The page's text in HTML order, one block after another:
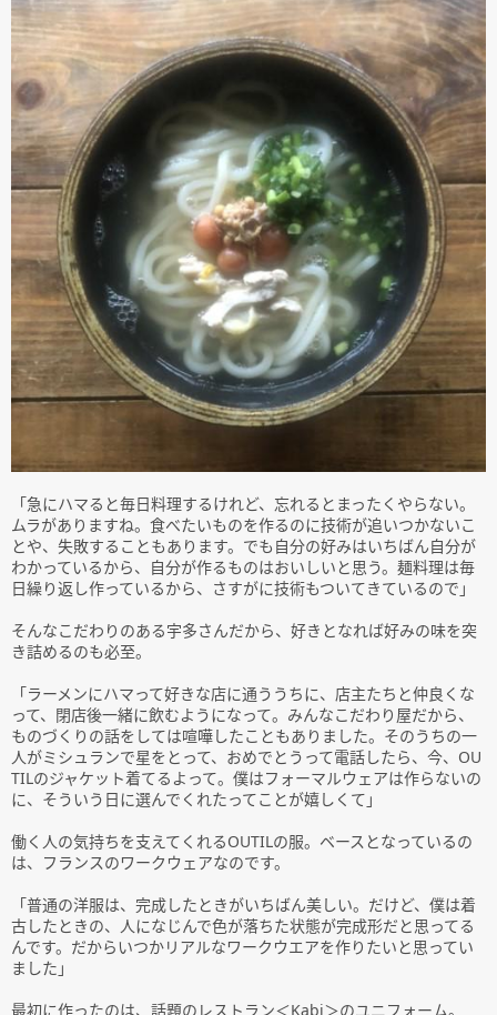
「急にハマると毎日料理するけれど、忘れるとまったくやらない。
ムラがありますね。食べたいものを作るのに技術が追いつかないこ
とや、失敗することもあります。でも自分の好みはいちばん自分が
わかっているから、自分が作るものはおいしいと思う。麺料理は毎
日繰り返し作っているから、さすがに技術もついてきているので」
そんなこだわりのある宇多さんだから、好きとなれば好みの味を突
き詰めるのも必至。
「ラーメンにハマって好きな店に通ううちに、店主たちと仲良くな
って、閉店後一緒に飲むようになって。みんなこだわり屋だから、
ものづくりの話をしては喧嘩したこともありました。そのうちの一
人がミシュランで星をとって、おめでとうって電話したら、今、OU
TILのジャケット着てるよって。僕はフォーマルウェアは作らないの
に、そういう日に選んでくれたってことが嬉しくて」
働く人の気持ちを支えてくれるOUTILの服。ベースとなっているの
は、フランスのワークウェアなのです。
「普通の洋服は、完成したときがいちばん美しい。だけど、僕は着
古したときの、人になじんで色が落ちた状態が完成形だと思ってる
んです。だからいつかリアルなワークウエアを作りたいと思ってい
ました」
最初に作ったのは、話題のレストラン＜Kabi＞のユニフォーム。